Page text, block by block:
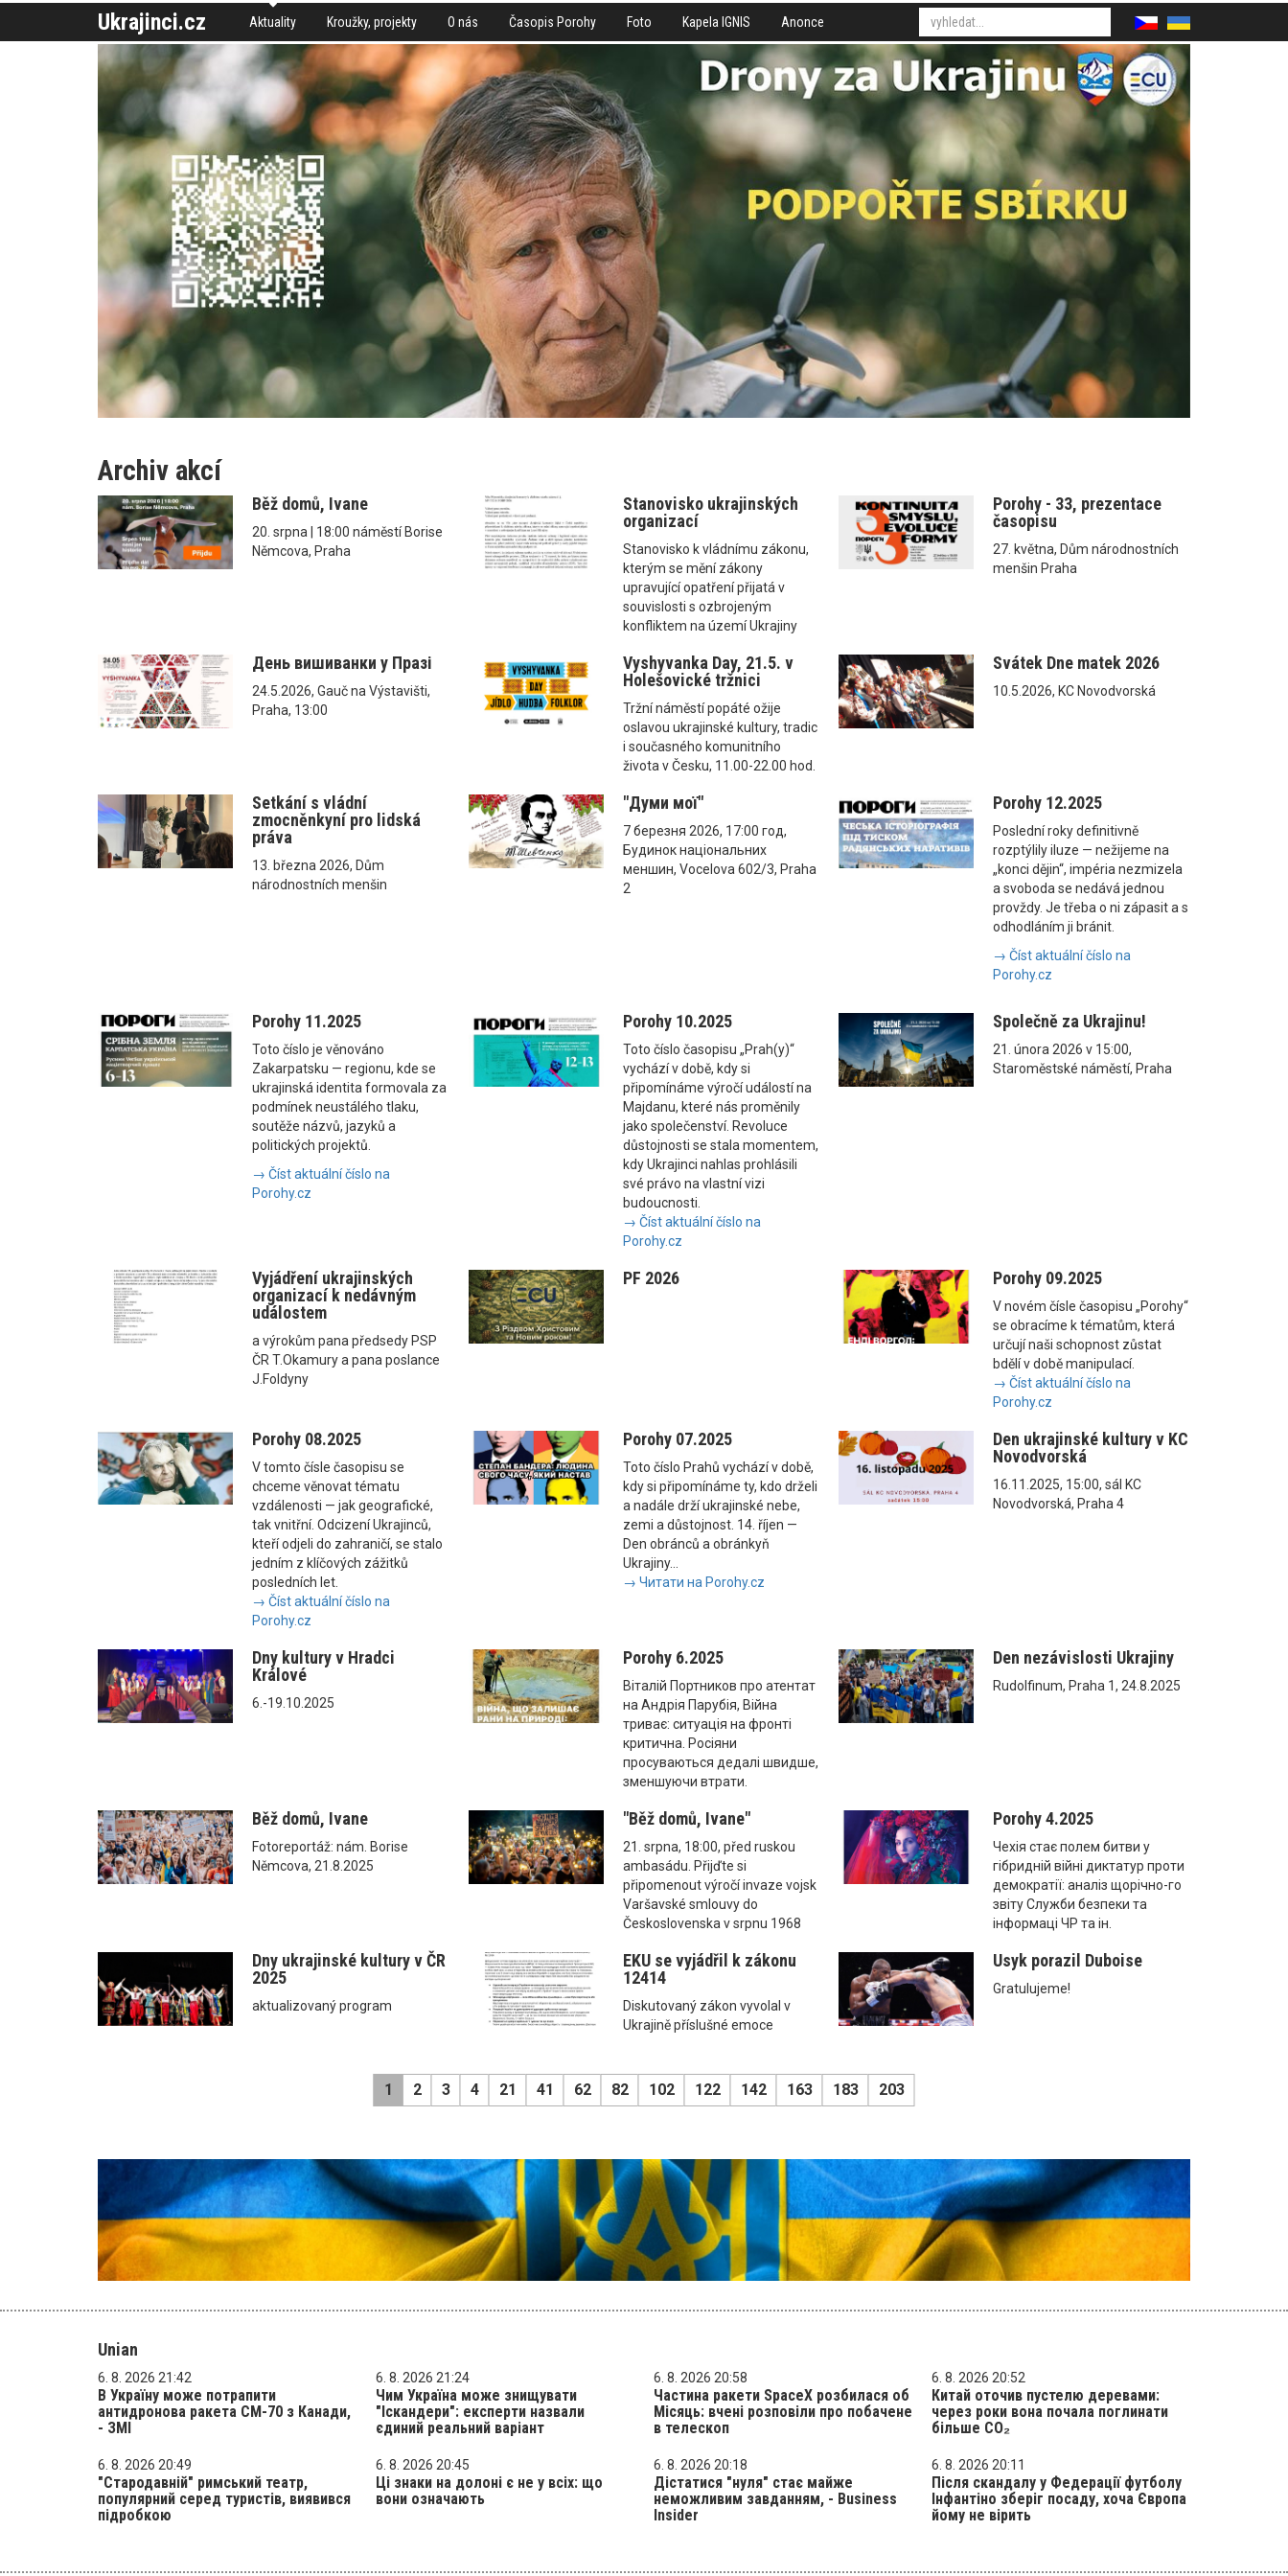
Ukrajinci.cz Aktuality Kroužky, projekty O nás Časopis Porohy Foto Kapela IGNIS Anonce
Archiv akcí
Běž domů, Ivane
20. srpna | 18:00 náměstí Borise
Němcova, Praha
Stanovisko ukrajinských
organizací
Stanovisko k vládnímu zákonu,
kterým se mění zákony
upravující opatření přijatá v
souvislosti s ozbrojeným
konfliktem na území Ukrajiny
Porohy - 33, prezentace
časopisu
27. května, Dům národnostních
menšin Praha
День вишиванки у Празі
24.5.2026, Gauč na Výstavišti,
Praha, 13:00
Vyshyvanka Day, 21.5. v
Holešovické tržnici
Tržní náměstí popáté ožije
oslavou ukrajinské kultury, tradic
i současného komunitního
života v Česku, 11.00-22.00 hod.
Svátek Dne matek 2026
10.5.2026, KC Novodvorská
Setkání s vládní
zmocněnkyní pro lidská
práva
13. března 2026, Dům
národnostních menšin
"Думи мої"
7 березня 2026, 17:00 год,
Будинок національних
меншин, Vocelova 602/3, Praha
2
Porohy 12.2025
Poslední roky definitivně
rozptýlily iluze — nežijeme na
„konci dějin“, impéria nezmizela
a svoboda se nedává jednou
provždy. Je třeba o ni zápasit a s
odhodláním ji bránit.
→ Číst aktuální číslo na
Porohy.cz
Porohy 11.2025
Toto číslo je věnováno
Zakarpatsku — regionu, kde se
ukrajinská identita formovala za
podmínek neustálého tlaku,
soutěže názvů, jazyků a
politických projektů.
→ Číst aktuální číslo na
Porohy.cz
Porohy 10.2025
Toto číslo časopisu „Prah(y)“
vychází v době, kdy si
připomínáme výročí událostí na
Majdanu, které nás proměnily
jako společenství. Revoluce
důstojnosti se stala momentem,
kdy Ukrajinci nahlas prohlásili
své právo na vlastní vizi
budoucnosti.
→ Číst aktuální číslo na
Porohy.cz
Společně za Ukrajinu!
21. února 2026 v 15:00,
Staroměstské náměstí, Praha
Vyjádření ukrajinských
organizací k nedávným
událostem
a výrokům pana předsedy PSP
ČR T.Okamury a pana poslance
J.Foldyny
PF 2026 Porohy 09.2025
V novém čísle časopisu „Porohy“
se obracíme k tématům, která
určují naši schopnost zůstat
bdělí v době manipulací.
→ Číst aktuální číslo na
Porohy.cz
Porohy 08.2025
V tomto čísle časopisu se
chceme věnovat tématu
vzdálenosti — jak geografické,
tak vnitřní. Odcizení Ukrajinců,
kteří odjeli do zahraničí, se stalo
jedním z klíčových zážitků
posledních let.
→ Číst aktuální číslo na
Porohy.cz
Porohy 07.2025
Toto číslo Prahů vychází v době,
kdy si připomínáme ty, kdo drželi
a nadále drží ukrajinské nebe,
zemi a důstojnost. 14. říjen —
Den obránců a obránkyň
Ukrajiny...
→ Читати на Porohy.cz
Den ukrajinské kultury v KC
Novodvorská
16.11.2025, 15:00, sál KC
Novodvorská, Praha 4
Dny kultury v Hradci
Králové
6.-19.10.2025
Porohy 6.2025
Віталій Портников про атентат
на Андрія Парубія, Війна
триває: ситуація на фронті
критична. Росіяни
просуваються дедалі швидше,
зменшуючи втрати.
Den nezávislosti Ukrajiny
Rudolfinum, Praha 1, 24.8.2025
Běž domů, Ivane
Fotoreportáž: nám. Borise
Němcova, 21.8.2025
"Běž domů, Ivane"
21. srpna, 18:00, před ruskou
ambasádu. Přijďte si
připomenout výročí invaze vojsk
Varšavské smlouvy do
Československa v srpnu 1968
Porohy 4.2025
Чехія стає полем битви у
гібридній війні диктатур проти
демократії: аналіз щорічно-го
звіту Служби безпеки та
інформаці ЧР та ін.
Dny ukrajinské kultury v ČR
2025
aktualizovaný program
EKU se vyjádřil k zákonu
12414
Diskutovaný zákon vyvolal v
Ukrajině příslušné emoce
Usyk porazil Duboise
Gratulujeme!
1 2 3 4 21 41 62 82 102 122 142 163 183 203
Unian
6. 8. 2026 21:42
В Україну може потрапити
антидронова ракета CM-70 з Канади,
- ЗМІ
6. 8. 2026 21:24
Чим Україна може знищувати
"Іскандери": експерти назвали
єдиний реальний варіант
6. 8. 2026 20:58
Частина ракети SpaceX розбилася об
Місяць: вчені розповіли про побачене
в телескоп
6. 8. 2026 20:52
Китай оточив пустелю деревами:
через роки вона почала поглинати
більше CO₂
6. 8. 2026 20:49
"Стародавній" римський театр,
популярний серед туристів, виявився
підробкою
6. 8. 2026 20:45
Ці знаки на долоні є не у всіх: що
вони означають
6. 8. 2026 20:18
Дістатися "нуля" стає майже
неможливим завданням, - Business
Insider
6. 8. 2026 20:11
Після скандалу у Федерації футболу
Інфантіно зберіг посаду, хоча Європа
йому не вірить